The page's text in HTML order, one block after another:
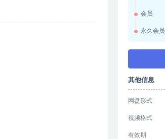
会员
永久会员
其他信息
网盘形式
视频格式
有效期